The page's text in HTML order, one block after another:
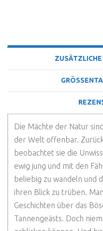
Die Mächte der Natur
der Welt offenbar.
beobachtet sie die
ewig jung und mit den
beliebig zu wandeln und
ihren Blick zu trüben.
Geschichten über das
Tannengeästs. Doch